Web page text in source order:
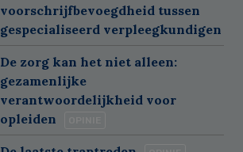
voorschrijfbevoegdheid tussen
gespecialiseerd verpleegkundigen
De zorg kan het niet alleen:
gezamenlijke
verantwoordelijkheid voor
opleiden